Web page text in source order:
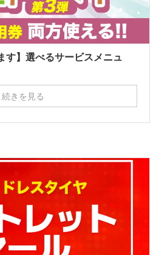
す】選べるサービスメニュ
続きを見る